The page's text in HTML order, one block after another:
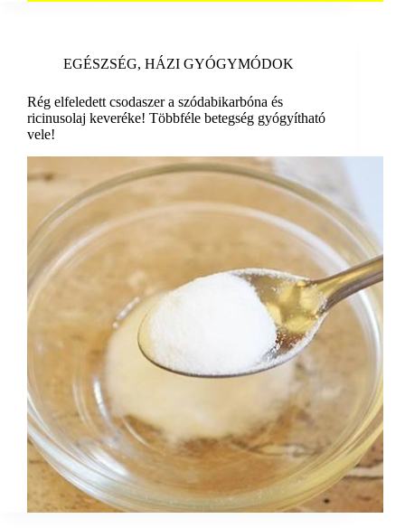
EGÉSZSÉG, HÁZI GYÓGYMÓDOK
Rég elfeledett csodaszer a szódabikarbóna és
ricinusolaj keveréke! Többféle betegség gyógyítható
vele!